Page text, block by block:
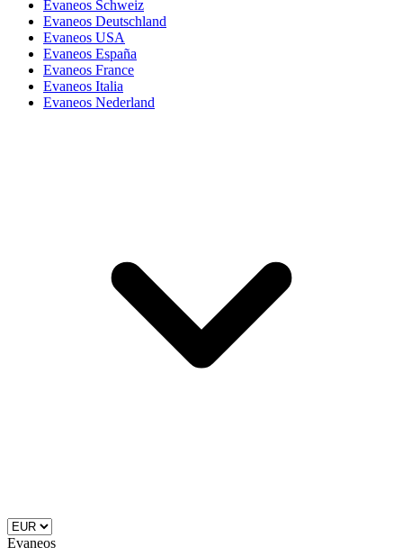
Evaneos Schweiz
Evaneos Deutschland
Evaneos USA
Evaneos España
Evaneos France
Evaneos Italia
Evaneos Nederland
Evaneos